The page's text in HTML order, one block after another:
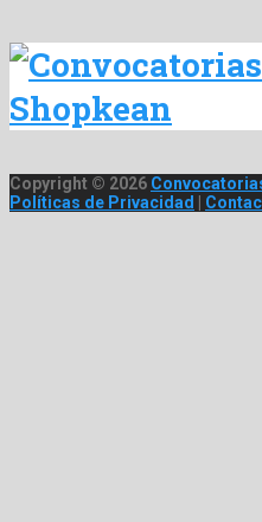
Copyright © 2026
Políticas de Privacidad